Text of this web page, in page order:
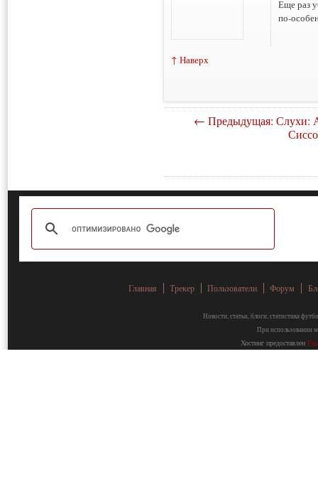
Еще раз
по-
↑ Наверх
← Предыдущая: Слухи:
Главная Трекер Пользователи Форум
Новости, статьи, блоги, статистика
При использовании
Хостинг предоставлен